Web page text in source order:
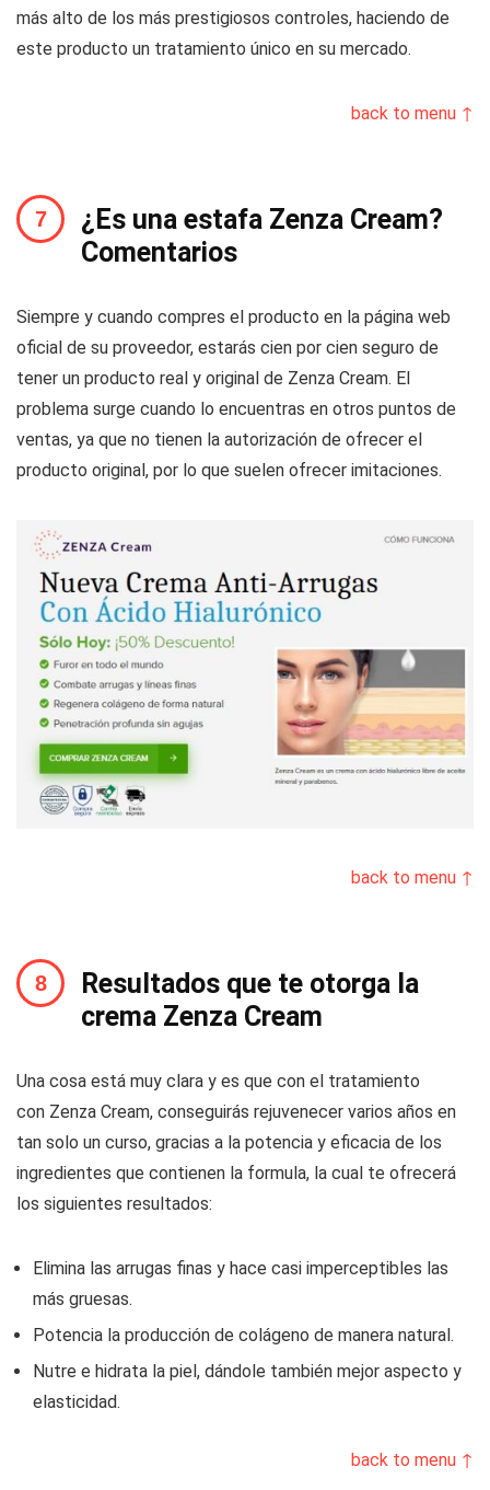
más alto de los más prestigiosos controles, haciendo de
este producto un tratamiento único en su mercado.
back to menu ↑
¿Es una estafa Zenza Cream?
Comentarios
Siempre y cuando compres el producto en la página web
oficial de su proveedor, estarás cien por cien seguro de
tener un producto real y original de Zenza Cream. El
problema surge cuando lo encuentras en otros puntos de
ventas, ya que no tienen la autorización de ofrecer el
producto original, por lo que suelen ofrecer imitaciones.
back to menu ↑
Resultados que te otorga la
crema Zenza Cream
Una cosa está muy clara y es que con el tratamiento
con Zenza Cream, conseguirás rejuvenecer varios años en
tan solo un curso, gracias a la potencia y eficacia de los
ingredientes que contienen la formula, la cual te ofrecerá
los siguientes resultados:
Elimina las arrugas finas y hace casi imperceptibles las
más gruesas.
Potencia la producción de colágeno de manera natural.
Nutre e hidrata la piel, dándole también mejor aspecto y
elasticidad.
back to menu ↑